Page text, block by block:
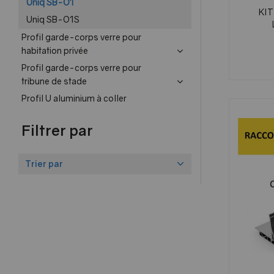
Uniq SB-O1
Uniq SB-O1S
Profil garde-corps verre pour
habitation privée
Profil garde-corps verre pour
tribune de stade
Profil U aluminium à coller
Filtrer par
Trier par